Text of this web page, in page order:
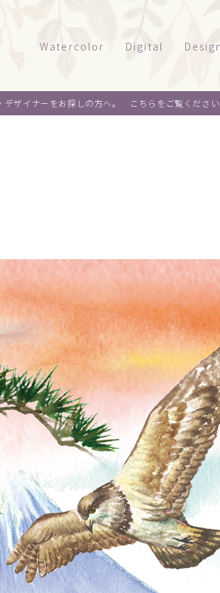
Watercolor
建物
料理
麺類
スイーツ
野菜・くだもの
いきもの
動物
植物
女性
キッズ・ファミリー
男性
Digital
テクニカルイラスト
Design
パッケ
オリジ
ウェア
デザイナーをお探しの方へ。 こちらをご覧ください